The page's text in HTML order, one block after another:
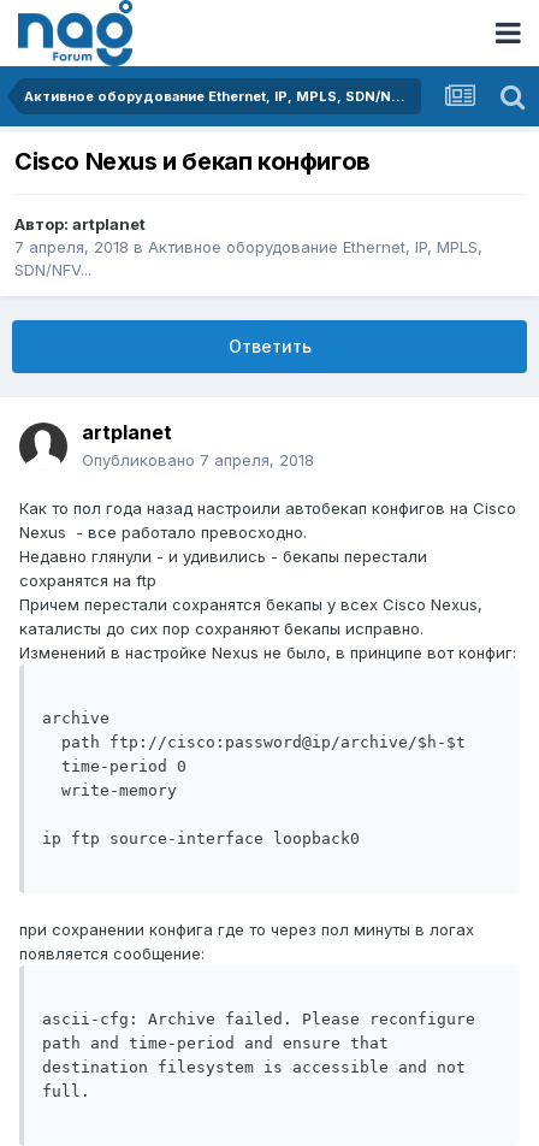
Активное оборудование Ethernet, IP, MPLS, SDN/NFV...
Cisco Nexus и бекап конфигов
Автор: artplanet
7 апреля, 2018 в Активное оборудование Ethernet, IP, MPLS,
SDN/NFV...
Ответить
artplanet
Опубликовано 7 апреля, 2018
Как то пол года назад настроили автобекап конфигов на Cisco
Nexus - все работало превосходно.
Недавно глянули - и удивились - бекапы перестали
сохранятся на ftp
Причем перестали сохранятся бекапы у всех Cisco Nexus,
каталисты до сих пор сохраняют бекапы исправно.
Изменений в настройке Nexus не было, в принципе вот конфиг:
archive
path ftp://cisco:password@ip/archive/$h-$t
time-period 0
write-memory
ip ftp source-interface loopback0
при сохранении конфига где то через пол минуты в логах
появляется сообщение:
ascii-cfg: Archive failed. Please reconfigure
path and time-period and ensure that
destination filesystem is accessible and not
full.